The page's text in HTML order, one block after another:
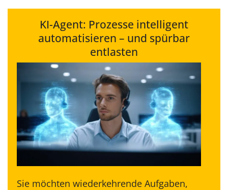
KI-Agent: Prozesse intelligent
automatisieren – und spürbar
entlasten
Sie möchten wiederkehrende Aufgaben,